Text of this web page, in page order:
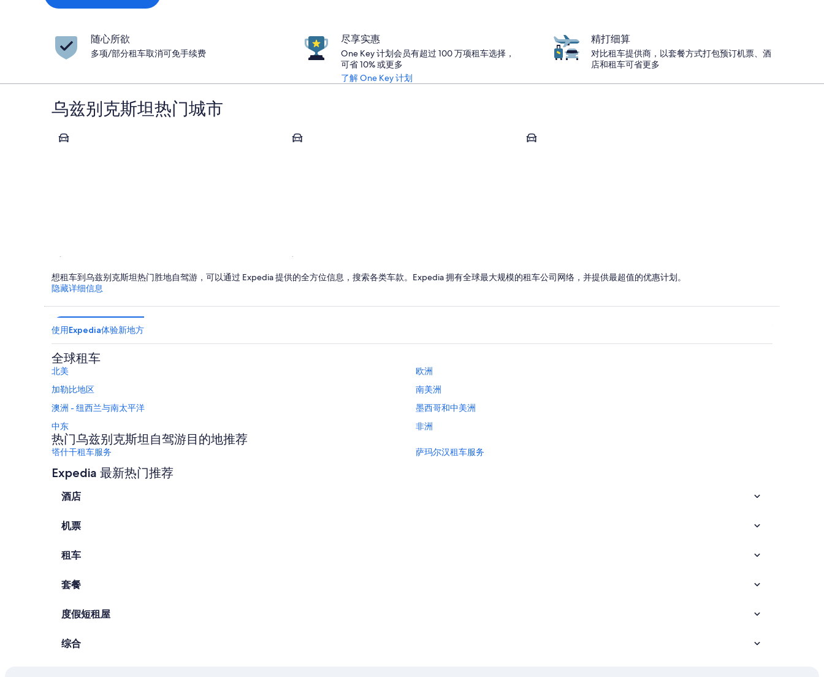
随心所欲
多项/部分租车取消可免手续费
尽享实惠
One Key 计划会员有超过 100 万项租车选择，
可省 10% 或更多
了解 One Key 计划
精打细算
对比租车提供商，以套餐方式打包预订机票、酒
店和租车可省更多
乌兹别克斯坦热门城市
塔什干 萨玛尔汉 布哈拉
想租车到乌兹别克斯坦热门胜地自驾游，可以通过 Expedia 提供的全方位信息，搜索各类车款。Expedia 拥有全球最大规模的租车公司网络，并提供最超值的优惠计划。
隐藏详细信息
使用Expedia体验新地方
全球租车
北美
欧洲
加勒比地区
南美洲
澳洲 - 纽西兰与南太平洋
墨西哥和中美洲
中东
非洲
热门乌兹别克斯坦自驾游目的地推荐
塔什干租车服务
萨玛尔汉租车服务
布哈拉租车服务
热门自驾游胜地推荐
拉斯维加斯租车服务
巴黎租车服务
迈阿密租车服务
玛雅海滨租车服务
旧金山租车服务
乌兹别克斯坦租车服务
乌兹别克斯坦Alamo Rent A Car租车服务
Expedia 最新热门推荐
酒店
机票
租车
套餐
度假短租屋
综合